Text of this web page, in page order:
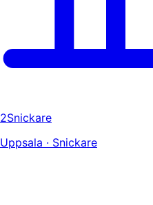
2Snickare
Uppsala · Snickare